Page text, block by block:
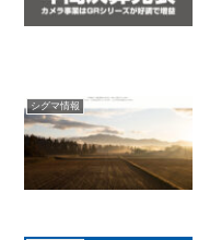
シグマ情報